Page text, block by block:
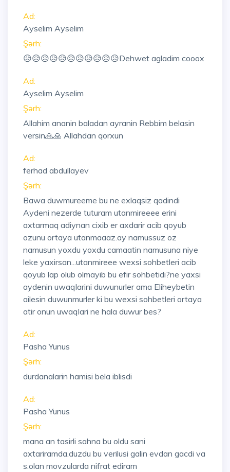
Ad:
Ayselim Ayselim
Şərh:
😥😥😥😥😥😥😥😥😥😥😥Dehwet agladim cooox
Ad:
Ayselim Ayselim
Şərh:
Allahim ananin baladan ayranin Rebbim belasin
versin🙏🙏 Allahdan qorxun
Ad:
ferhad abdullayev
Şərh:
Bawa duwmureeme bu ne exlaqsiz qadindi
Aydeni nezerde tuturam utanmireeee erini
axtarmaq adiynan cixib er axdarir acib qoyub
ozunu ortaya utanmaaaz.ay namussuz oz
namusun yoxdu yoxdu camaatin namusuna niye
leke yaxirsan...utanmireee wexsi sohbetleri acib
qoyub lap olub olmayib bu efir sohbetidi?ne yaxsi
aydenin uwaqlarini duwunurler ama Eliheybetin
ailesin duwunmurler ki bu wexsi sohbetleri ortaya
atir onun uwaqlari ne hala duwur bes?
Ad:
Pasha Yunus
Şərh:
durdanalarin hamisi bela iblisdi
Ad:
Pasha Yunus
Şərh:
mana an tasirli sahna bu oldu sani
axtariramda.duzdu bu verilusi galin evdan gacdi va
s.olan movzularda nifrat ediram